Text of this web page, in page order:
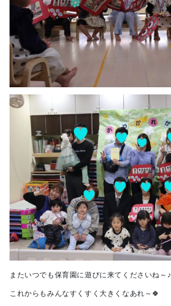
またいつでも保育園に遊びに来てくださいね～♪
これからもみんなすくすく大きくなあれ～🍀